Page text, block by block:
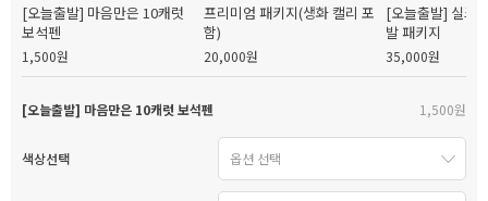
[오늘출발] 마음만은 10캐럿
보석펜
1,500원
프리미엄 패키지(생화 캘리 포
함)
20,000원
[오늘출발] 실크
발 패키지
35,000원
[오늘출발] 마음만은 10캐럿 보석펜 1,500원
색상선택